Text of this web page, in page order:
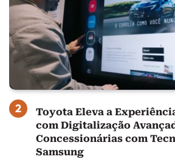
Toyota Eleva a
com Digitalização
Concessionárias com
Samsung